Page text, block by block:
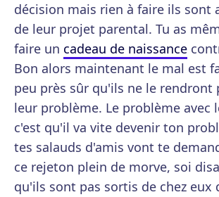
décision mais rien à faire ils sont
de leur projet parental. Tu as
faire un cadeau de naissance
Bon alors maintenant le mal est
peu près sûr qu'ils ne le rendront
leur problème. Le problème avec
c'est qu'il va vite devenir ton
tes salauds d'amis vont te
ce rejeton plein de morve, soi
qu'ils sont pas sortis de chez eux